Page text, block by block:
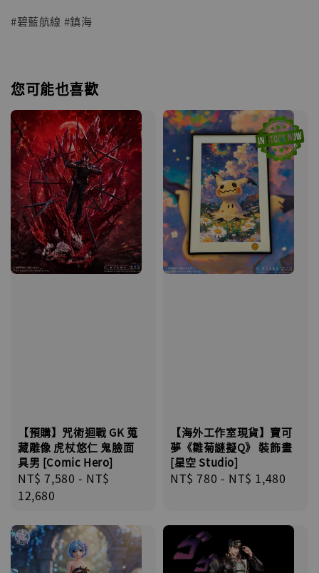
#碧藍航線 #鎮海
您可能也喜歡
【預購】咒術迴戰 GK 蒐
藏雕像 虎杖悠仁 鬼臉面
具男 [Comic Hero]
Regular
price
NT$ 7,580 - NT$
12,680
【海外工作室現貨】寶可
夢《雛菊謎擬Q》 裝飾畫
[星空 Studio]
Regular
NT$ 780 - NT$ 1,480